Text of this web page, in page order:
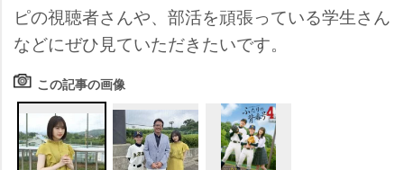
ピの視聴者さんや、部活を頑張っている学生さん
などにぜひ見ていただきたいです。
この記事の画像